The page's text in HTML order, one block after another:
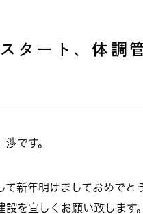
タート、体調
渉です。
て新年明けましておめでと
設を宜しくお願い致します。